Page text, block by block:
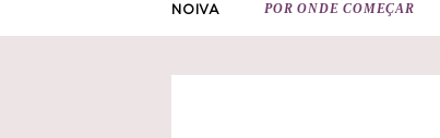
NOIVA POR ONDE COMEÇAR